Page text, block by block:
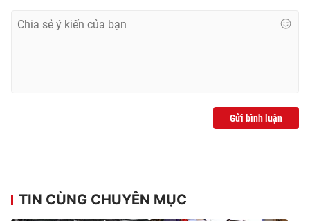
Gửi bình luận
TIN CÙNG CHUYÊN MỤC